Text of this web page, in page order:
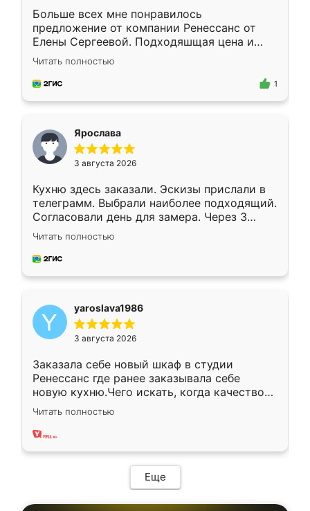
Больше всех мне понравилось
предложение от компании Ренессанс от
Елены Сергеевой. Подходяшщая цена и
короткие сроки изготовления. Приехавший
для замера сотрудник Владислав
предложил по моему эскизу самый
Читать полностью
1
Ярослава
3 августа 2026
Кухню здесь заказали. Эскизы прислали в
телеграмм. Выбрали наиболее подходящий.
Согласовали день для замера. Через 3
недели кухня была уже готова. Остались
довольны работой. Спасибо Ренессанс
мебель за качественную работу!
Читать полностью
yaroslava1986
3 августа 2026
Заказала себе новый шкаф в студии
Ренессанс где ранее заказывала себе
новую кухню.Чего искать, когда качеством
вполне довольна. Служит кухня уже почти
два года, нареканий нет.
Читать полностью
Еще